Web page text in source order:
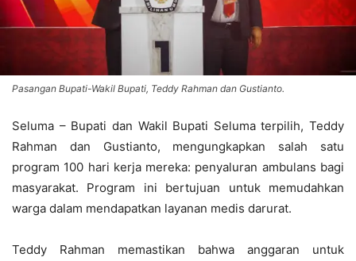
Pasangan Bupati-Wakil Bupati, Teddy Rahman dan Gustianto.
Seluma – Bupati dan Wakil Bupati Seluma terpilih, Teddy
Rahman dan Gustianto, mengungkapkan salah satu
program 100 hari kerja mereka: penyaluran ambulans bagi
masyarakat. Program ini bertujuan untuk memudahkan
warga dalam mendapatkan layanan medis darurat.
Teddy Rahman memastikan bahwa anggaran untuk